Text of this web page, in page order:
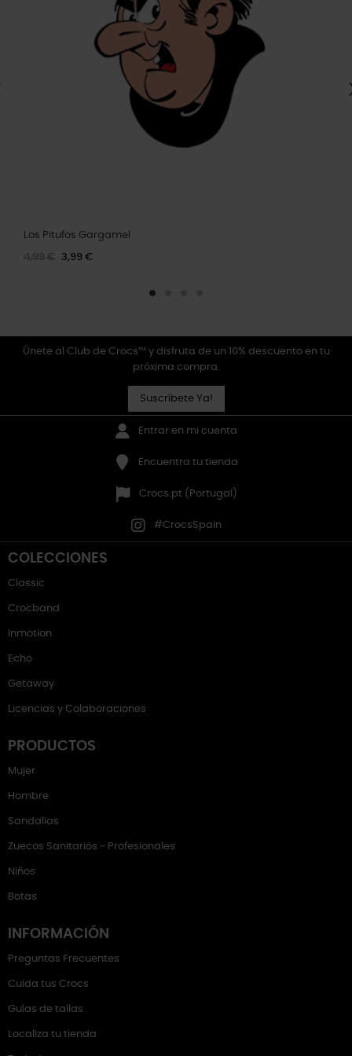
Los Pitufos Gargamel
4,99 € 3,99 €
Únete al Club de Crocs™ y disfruta de un 10% descuento en tu
próxima compra.
Suscríbete Ya!
Entrar en mi cuenta
Encuentra tu tienda
Crocs.pt (Portugal)
#CrocsSpain
COLECCIONES
Classic
Crocband
Inmotion
Echo
Getaway
Licencias y Colaboraciones
PRODUCTOS
Mujer
Hombre
Sandalias
Zuecos Sanitarios - Profesionales
Niños
Botas
INFORMACIÓN
Preguntas Frecuentes
Cuida tus Crocs
Guías de tallas
Localiza tu tienda